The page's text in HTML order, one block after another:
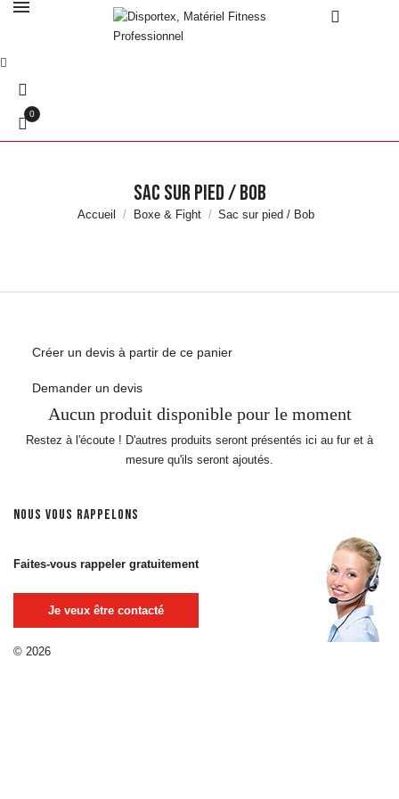
0
Sac sur pied / Bob
Accueil Boxe & Fight Sac sur pied / Bob
Créer un devis à partir de ce panier
Demander un devis
Aucun produit disponible pour le moment
Restez à l'écoute ! D'autres produits seront présentés ici au fur et à
mesure qu'ils seront ajoutés.
NOUS VOUS RAPPELONS
Faites-vous rappeler gratuitement
Je veux être contacté
© 2026